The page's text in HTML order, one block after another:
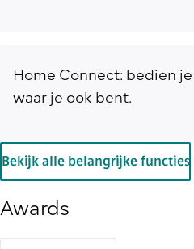
Home Connect: bedien
waar je ook bent.
Bekijk alle belangrijke functies
Awards